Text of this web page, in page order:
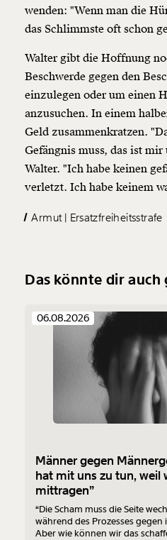
wenden: "Wenn man die
das Schlimmste oft schon
Walter gibt die Hoffnung
Beschwerde gegen den
einzulegen oder um einen
anzusuchen. In einem
Geld zusammenkratzen.
Gefängnis muss, das ist
Walter. "Ich habe keinen
verletzt. Ich habe keinem
Armut Ersatzfreiheitsstrafe
Das könnte dir auch
06.08.2026
Männer gegen
hat mit uns zu tun, weil
mittragen”
“Die Scham muss die Seite
während des Prozesses
Aber wie können wir das